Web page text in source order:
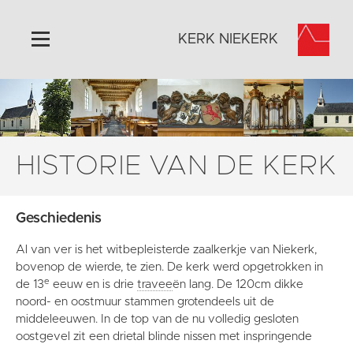
Home
Algemeen
Historie
Activiteiten
Contact
Vaktaal
KERK NIEKERK
HISTORIE VAN DE KERK
Geschiedenis
Al van ver is het witbepleisterde zaalkerkje van Niekerk,
bovenop de wierde, te zien. De kerk werd opgetrokken in
de 13e eeuw en is drie traveeën lang. De 120cm dikke
noord- en oostmuur stammen grotendeels uit de
middeleeuwen. In de top van de nu volledig gesloten
oostgevel zit een drietal blinde nissen met inspringende